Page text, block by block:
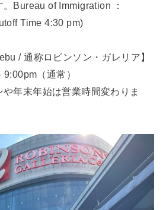
Bureau of Immigration ：
Time 4:30 pm)
/ 通称ロビンソン・ガレリア】
（通常）
年末年始は営業時間変わりま